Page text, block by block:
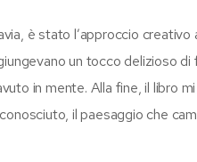
è stato l’approccio
un tocco delizioso
in mente. Alla fine, il libro
il paesaggio che